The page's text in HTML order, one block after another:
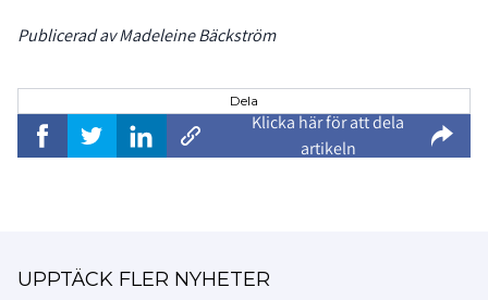
Publicerad av Madeleine Bäckström
Dela
Klicka här för att dela
artikeln
UPPTÄCK FLER NYHETER